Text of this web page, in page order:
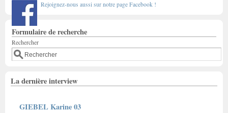
Rejoignez-nous aussi sur notre page Facebook !
Formulaire de recherche
Rechercher
La dernière interview
GIEBEL Karine 03